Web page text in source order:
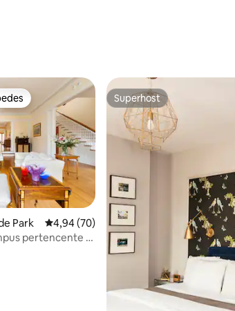
dos hóspedes
Park 4,94 de uma avaliação média de 5, 70
4,94 (70)
pertencente a
Superhost
Superhost